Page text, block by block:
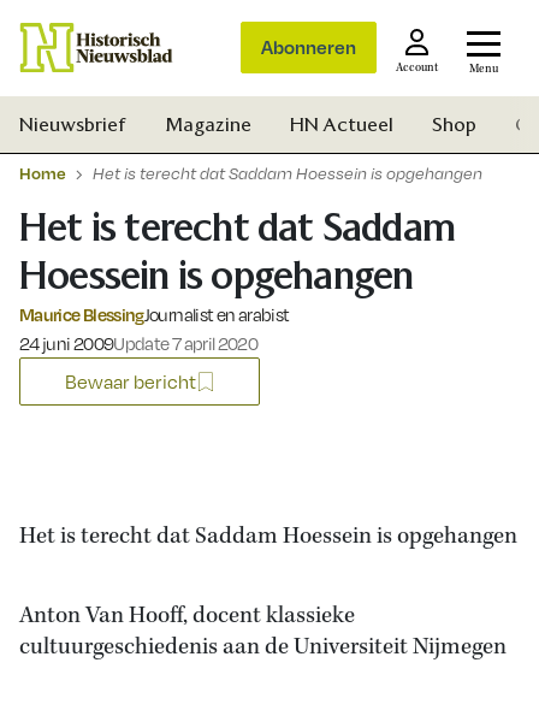
Abonneren
Account Menu
Nieuwsbrief Magazine HN Actueel Shop
Home Het is terecht dat Saddam Hoessein is opgehangen
Het is terecht dat Saddam
Hoessein is opgehangen
Maurice BlessingJournalist en arabist
Gepubliceerd op:
24 juni 2009Update 7 april 2020
Bewaar bericht
Het is terecht dat Saddam Hoessein is opgehangen
Anton Van Hooff, docent klassieke
cultuurgeschiedenis aan de Universiteit Nijmegen